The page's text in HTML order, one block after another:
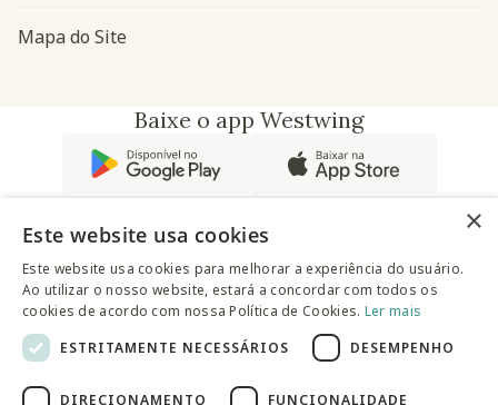
Mapa do Site
Baixe o app Westwing
@westwingbr
Somos uma empresa certificada
×
Este website usa cookies
Este website usa cookies para melhorar a experiência do usuário.
Ao utilizar o nosso website, estará a concordar com todos os
cookies de acordo com nossa Política de Cookies. Ler mais
ESTRITAMENTE NECESSÁRIOS
DESEMPENHO
DIRECIONAMENTO FUNCIONALIDADE